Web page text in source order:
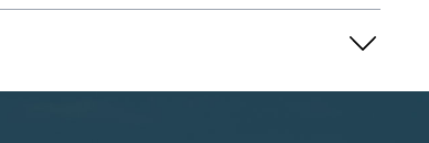
incendi boschivi, ai sensi della L.R.